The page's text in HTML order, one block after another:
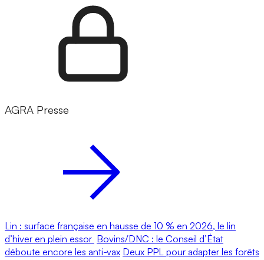
AGRA Presse
Lin : surface française en hausse de 10 % en 2026, le lin
d’hiver en plein essor Bovins/DNC : le Conseil d’État
déboute encore les anti-vax Deux PPL pour adapter les forêts